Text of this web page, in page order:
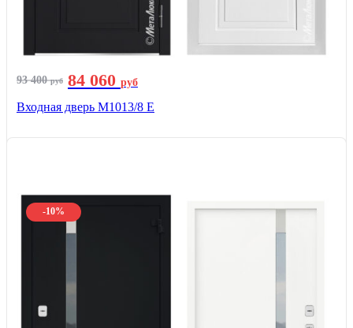
93 400руб 84 060 руб
Входная дверь М1013/8 E
-10%